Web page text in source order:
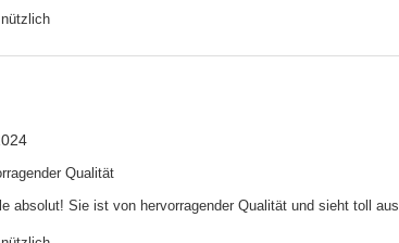
Qualität
absolut! Sie ist von hervorragender Qualität und sieht toll aus.